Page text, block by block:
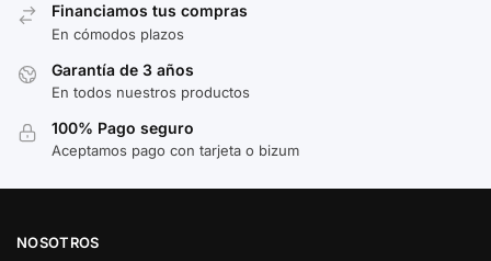
Financiamos tus compras
En cómodos plazos
Garantía de 3 años
En todos nuestros productos
100% Pago seguro
Aceptamos pago con tarjeta o bizum
NOSOTROS